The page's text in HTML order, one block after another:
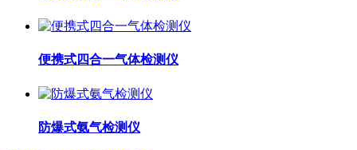
便携式四合一气体检测仪
防爆式氨气检测仪